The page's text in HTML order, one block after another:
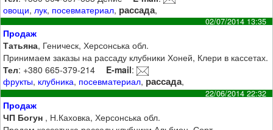
овощи, лук, посевматериал, рассада,
02/07/2014 13:35
Продаж
Татьяна, Геническ, Херсонська обл.
Принимаем заказы на рассаду клубники Хоней, Клери в кассетах.
Тел: +380 665-379-214 E-mail:
фрукты, клубника, посевматериал, рассада,
22/06/2014 22:32
Продаж
ЧП Богун , Н.Каховка, Херсонська обл.